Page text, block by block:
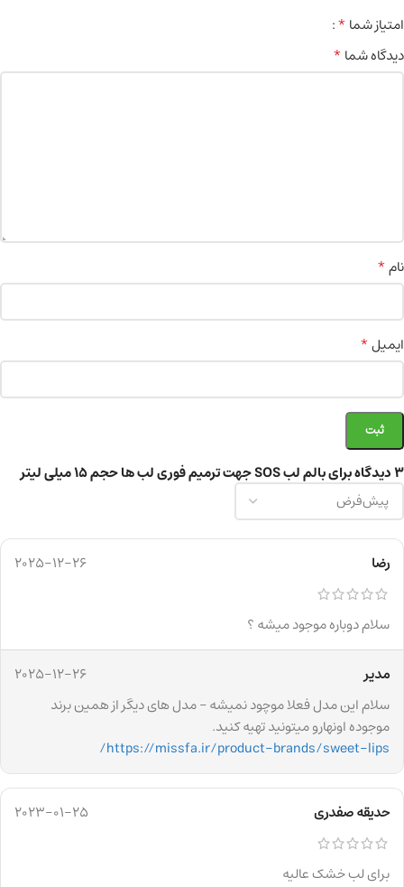
3 دیدگاه برای بالم لب SOS جهت ترمیم فوری لب ها حجم 15 میلی لیتر
رضا 2025-12-26
سلام دوباره موجود میشه ؟
مدیر
2025-12-26
سلام این مدل فعلا موچود نمیشه – مدل های دیگر از همین برند
موجوده اونهارو میتونید تهیه کنید.
https://missfa.ir/product-brands/sweet-lips/
حدیقه صفدری 2023-01-25
برای لب خشک عالیه
امتیاز شما*
دیدگاه شما*
نام*
ایمیل*